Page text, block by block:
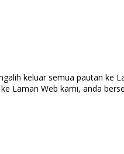
keluar semua pautan ke
Laman Web kami, anda